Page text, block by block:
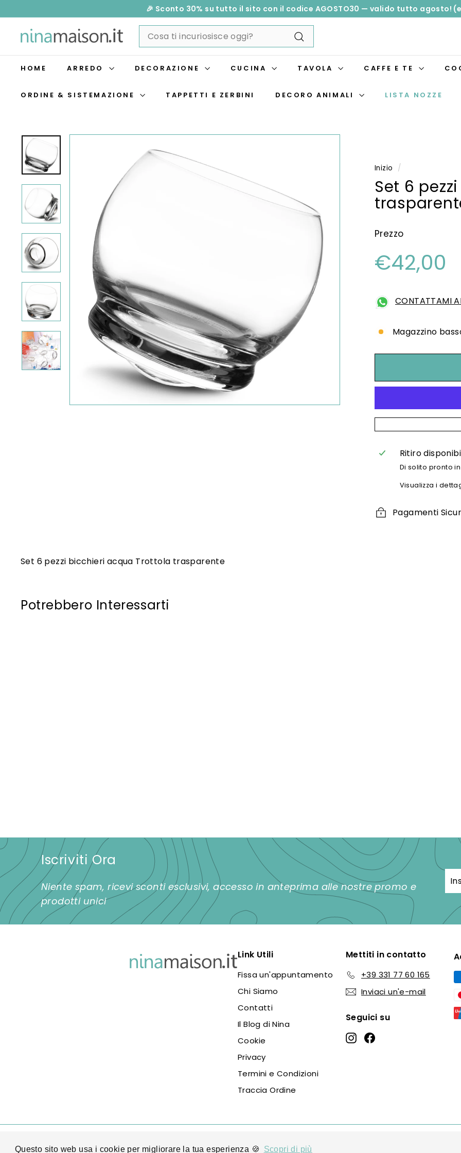
Questo sito web usa i cookie per migliorare la tua esperienza 🍪 Scopri di più
Questo sito web usa i cookie per migliorare la tua esperienza 🍪 Scopri di più
direttamente
contenuti
Metti
🎉 Sconto 30% su tutto il sito con il codice AGOSTO30 — valido tutto agosto!
N
i
n
a
a
o
n
Search
HOME ARREDO DECORAZIONE CUCINA TAVOLA CAFFE E TE
ORDINE & SISTEMAZIONE TAPPETTI E ZERBINI DECORO ANIMALI LISTA NOZZE
Inizio /
Set 6
Prezzo
Prezzo
di
€42,00
CONTATTAMI
Magazzino
Ritiro
Di solito pronto
Visualizza i
Pagamenti
Set 6 pezzi bicchieri acqua Trottola trasparente
Potrebbero Interessarti
0
Iscriviti Ora
Niente spam, ricevi sconti esclusivi, accesso in anteprima alle nostre promo e
prodotti unici
Link Utili
Fissa un'appuntamento
Chi Siamo
Contatti
Il Blog di Nina
Cookie
Privacy
Termini e Condizioni
Traccia Ordine
Mettiti in contatto
+39 331 77 60 165
Inviaci un'e-mail
Seguici su
InstagramFacebook
© 2026 Nina Maison Copyright @ P.IVA IT 07545021219 © 2024, Nina Maison - KokoDesign